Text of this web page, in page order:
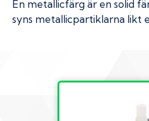
En metallicfärg är en solid
syns metallicpartiklarna likt